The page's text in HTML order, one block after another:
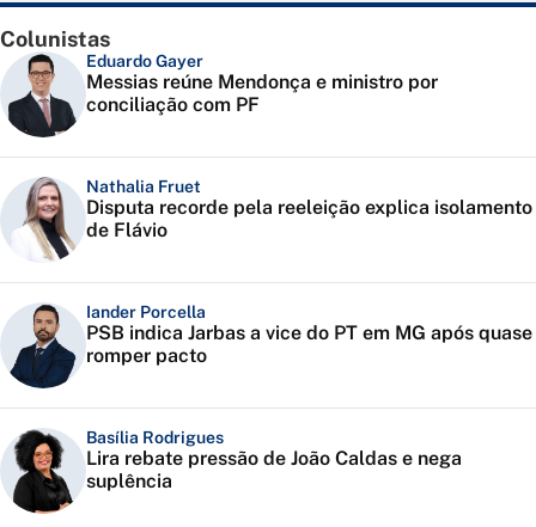
Colunistas
Eduardo Gayer
Messias reúne Mendonça e ministro por
conciliação com PF
Nathalia Fruet
Disputa recorde pela reeleição explica isolamento
de Flávio
Iander Porcella
PSB indica Jarbas a vice do PT em MG após quase
romper pacto
Basília Rodrigues
Lira rebate pressão de João Caldas e nega
suplência